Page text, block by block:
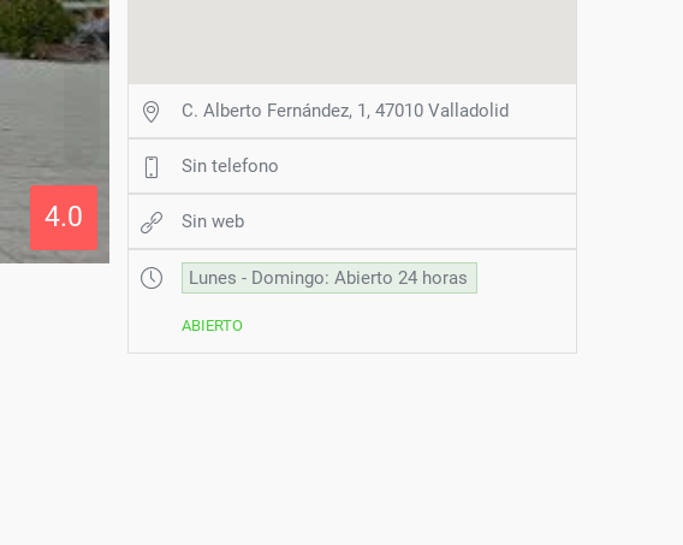
4.0
C. Alberto Fernández, 1, 47010 Valladolid
Sin telefono
Sin web
Lunes - Domingo: Abierto 24 horas
ABIERTO